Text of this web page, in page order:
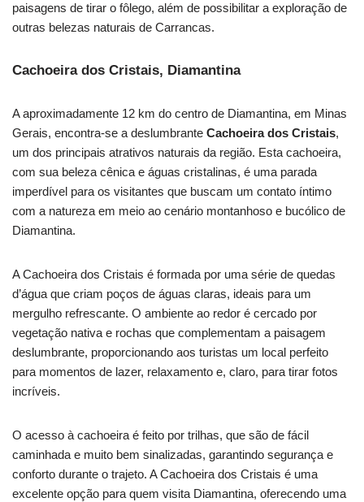
paisagens de tirar o fôlego, além de possibilitar a exploração de
outras belezas naturais de Carrancas.
Cachoeira dos Cristais, Diamantina
A aproximadamente 12 km do centro de Diamantina, em Minas
Gerais, encontra-se a deslumbrante Cachoeira dos Cristais,
um dos principais atrativos naturais da região. Esta cachoeira,
com sua beleza cênica e águas cristalinas, é uma parada
imperdível para os visitantes que buscam um contato íntimo
com a natureza em meio ao cenário montanhoso e bucólico de
Diamantina.
A Cachoeira dos Cristais é formada por uma série de quedas
d’água que criam poços de águas claras, ideais para um
mergulho refrescante. O ambiente ao redor é cercado por
vegetação nativa e rochas que complementam a paisagem
deslumbrante, proporcionando aos turistas um local perfeito
para momentos de lazer, relaxamento e, claro, para tirar fotos
incríveis.
O acesso à cachoeira é feito por trilhas, que são de fácil
caminhada e muito bem sinalizadas, garantindo segurança e
conforto durante o trajeto. A Cachoeira dos Cristais é uma
excelente opção para quem visita Diamantina, oferecendo uma